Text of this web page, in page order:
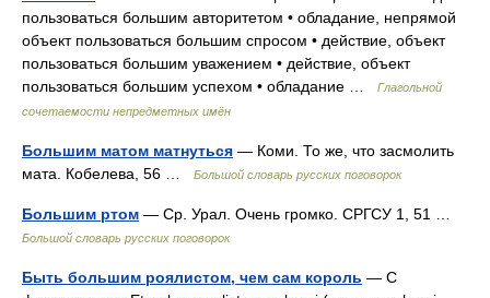
пользоваться большим авторитетом • обладание, непрямой
объект пользоваться большим спросом • действие, объект
пользоваться большим уважением • действие, объект
пользоваться большим успехом • обладание …
Глагольной
сочетаемости непредметных имён
Большим матом матнуться — Коми. То же, что засмолить
мата. Кобелева, 56 …
Большой словарь русских поговорок
Большим ртом — Ср. Урал. Очень громко. СРГСУ 1, 51 …
Большой словарь русских поговорок
Быть большим роялистом, чем сам король — С